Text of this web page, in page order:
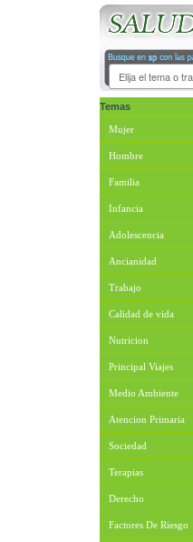
Temas
Mujer
Hombre
Familia
Infancia
Adolescencia
Ancianidad
Trabajo
Calidad de vida
Nutricion
Principal Viajes
Medio Ambiente
Atencion Primaria
Sociedad
Terapias
Derecho
Factores De Riesgo